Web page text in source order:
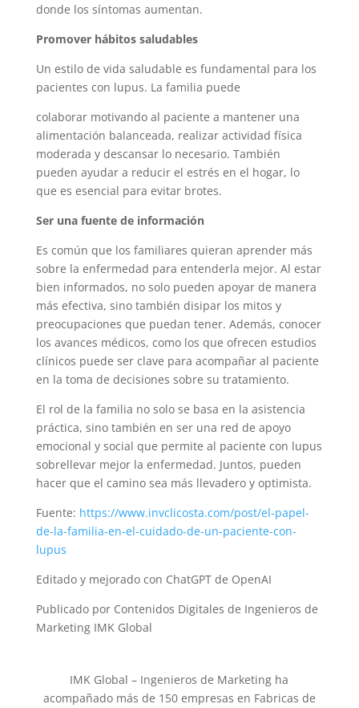
donde los síntomas aumentan.
Promover hábitos saludables
Un estilo de vida saludable es fundamental para los
pacientes con lupus. La familia puede
colaborar motivando al paciente a mantener una
alimentación balanceada, realizar actividad física
moderada y descansar lo necesario. También
pueden ayudar a reducir el estrés en el hogar, lo
que es esencial para evitar brotes.
Ser una fuente de información
Es común que los familiares quieran aprender más
sobre la enfermedad para entenderla mejor. Al estar
bien informados, no solo pueden apoyar de manera
más efectiva, sino también disipar los mitos y
preocupaciones que puedan tener. Además, conocer
los avances médicos, como los que ofrecen estudios
clínicos puede ser clave para acompañar al paciente
en la toma de decisiones sobre su tratamiento.
El rol de la familia no solo se basa en la asistencia
práctica, sino también en ser una red de apoyo
emocional y social que permite al paciente con lupus
sobrellevar mejor la enfermedad. Juntos, pueden
hacer que el camino sea más llevadero y optimista.
Fuente: https://www.invclicosta.com/post/el-papel-
de-la-familia-en-el-cuidado-de-un-paciente-con-
lupus
Editado y mejorado con ChatGPT de OpenAI
Publicado por Contenidos Digitales de Ingenieros de
Marketing IMK Global
IMK Global – Ingenieros de Marketing ha
acompañado más de 150 empresas en Fabricas de